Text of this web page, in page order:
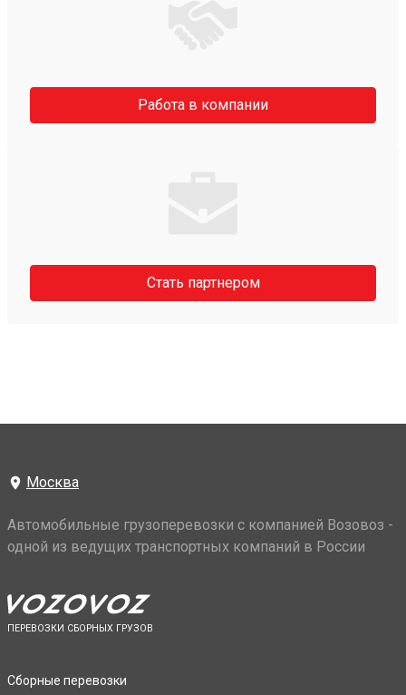
Работа в компании
Стать партнером
Москва
Автомобильные грузоперевозки с компанией Возовоз -
одной из ведущих транспортных компаний в России
ПЕРЕВОЗКИ СБОРНЫХ ГРУЗОВ
Сборные перевозки